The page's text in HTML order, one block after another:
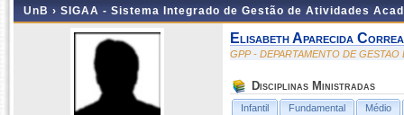
UnB › SIGAA - Sistema Integrado de Gestão de Atividades
Elisabeth Aparecida Correa
GPP - DEPARTAMENTO DE GESTAO
Disciplinas Ministradas
Infantil Fundamental Médio